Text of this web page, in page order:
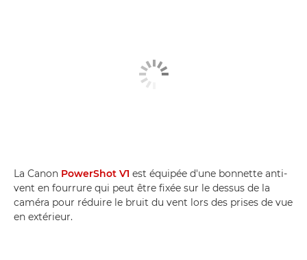
La Canon PowerShot V1 est équipée d'une bonnette anti-
vent en fourrure qui peut être fixée sur le dessus de la
caméra pour réduire le bruit du vent lors des prises de vue
en extérieur.